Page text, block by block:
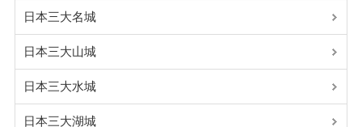
日本三大名城
日本三大山城
日本三大水城
日本三大湖城